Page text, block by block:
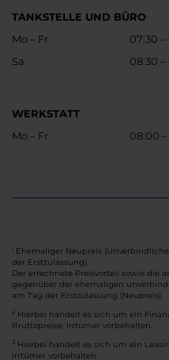
TANKSTELLE UND BÜRO
Mo – Fr
Sa
07:30 –
08:30 –
WERKSTATT
Mo – Fr
08:00 –
Ehemaliger Neupreis
der Erstzulassung).
Der errechnete Preisvorteil sowie die
gegenüber der ehemaligen
am Tag der Erstzulassung (Neupreis).
2 Hierbei handelt es sich um ein
Bruttopreise. Irrtümer vorbehalten.
3 Hierbei handelt es sich um ein
Irrtümer vorbehalten.